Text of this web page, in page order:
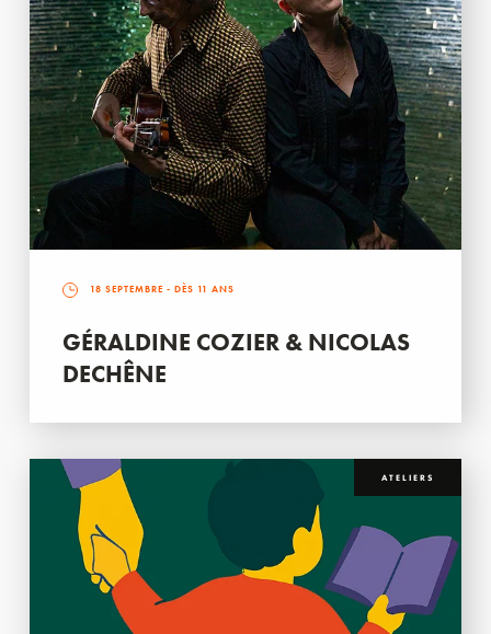
18 SEPTEMBRE - DÈS 11 ANS
GÉRALDINE COZIER & NICOLAS
DECHÊNE
ATELIERS